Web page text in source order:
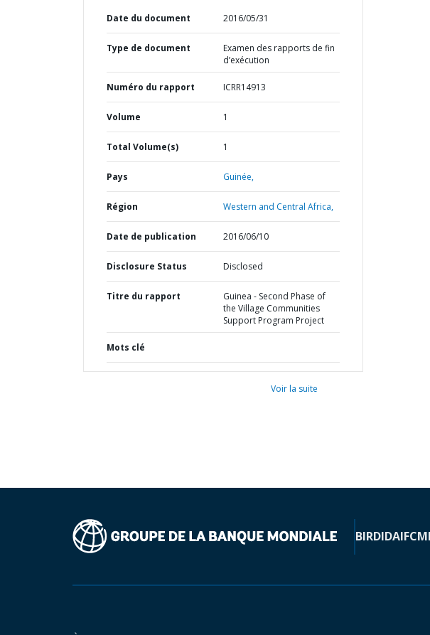
Date du document 2016/05/31
Type de document
Examen des rapports de fin
d’exécution
Numéro du rapport ICRR14913
Volume 1
Total Volume(s) 1
Pays Guinée,
Région Western and Central Africa,
Date de publication 2016/06/10
Disclosure Status Disclosed
Titre du rapport
Guinea - Second Phase of
the Village Communities
Support Program Project
Mots clé
Voir la suite
BIRDIDAIFC